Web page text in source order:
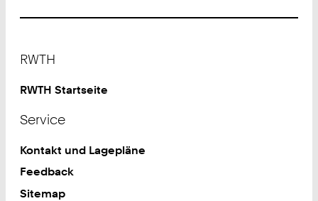
RWTH
RWTH Startseite
Service
Kontakt und Lagepläne
Feedback
Sitemap